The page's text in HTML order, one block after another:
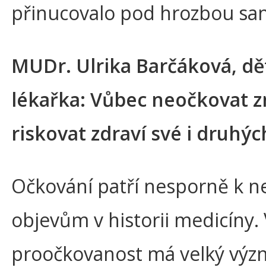
přinucovalo pod hrozbou
MUDr. Ulrika Barčáková,
lékařka: Vůbec neočkovat
riskovat zdraví své i
Očkování patří nesporně k
objevům v historii medicíny.
proočkovanost má velký